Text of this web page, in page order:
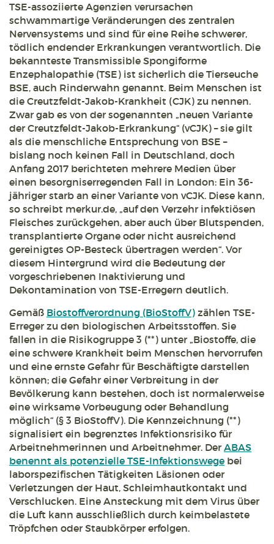
TSE-assoziierte Agenzien verursachen
schwammartige Veränderungen des zentralen
Nervensystems und sind für eine Reihe schwerer,
tödlich endender Erkrankungen verantwortlich. Die
bekannteste Transmissible Spongiforme
Enzephalopathie (TSE) ist sicherlich die Tierseuche
BSE, auch Rinderwahn genannt. Beim Menschen ist
die Creutzfeldt-Jakob-Krankheit (CJK) zu nennen.
Zwar gab es von der sogenannten „neuen Variante
der Creutzfeldt-Jakob-Erkrankung“ (vCJK) – sie gilt
als die menschliche Entsprechung von BSE –
bislang noch keinen Fall in Deutschland, doch
Anfang 2017 berichteten mehrere Medien über
einen besorgniserregenden Fall in London: Ein 36-
jähriger starb an einer Variante von vCJK. Diese kann,
so schreibt merkur.de, „auf den Verzehr infektiösen
Fleisches zurückgehen, aber auch über Blutspenden,
transplantierte Organe oder nicht ausreichend
gereinigtes OP-Besteck übertragen werden“. Vor
diesem Hintergrund wird die Bedeutung der
vorgeschriebenen Inaktivierung und
Dekontamination von TSE-Erregern deutlich.
Gemäß Biostoffverordnung (BioStoffV) zählen TSE-
Erreger zu den biologischen Arbeitsstoffen. Sie
fallen in die Risikogruppe 3 (**) unter „Biostoffe, die
eine schwere Krankheit beim Menschen hervorrufen
und eine ernste Gefahr für Beschäftigte darstellen
können; die Gefahr einer Verbreitung in der
Bevölkerung kann bestehen, doch ist normalerweise
eine wirksame Vorbeugung oder Behandlung
möglich“ (§ 3 BioStoffV). Die Kennzeichnung (**)
signalisiert ein begrenztes Infektionsrisiko für
Arbeitnehmerinnen und Arbeitnehmer. DerABAS
benennt als potenzielle TSE-Infektionswege bei
laborspezifischen Tätigkeiten Läsionen oder
Verletzungen der Haut, Schleimhautkontakt und
Verschlucken. Eine Ansteckung mit dem Virus über
die Luft kann ausschließlich durch keimbelastete
Tröpfchen oder Staubkörper erfolgen.